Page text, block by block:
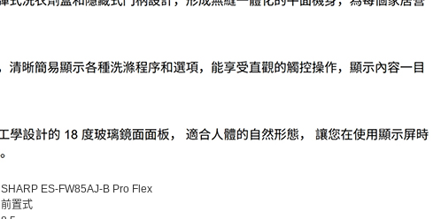
SHARP ES-FW85AJ-B Pro Flex
前置式